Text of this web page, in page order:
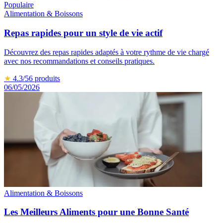
Populaire
Alimentation & Boissons
Repas rapides pour un style de vie actif
Découvrez des repas rapides adaptés à votre rythme de vie chargé
avec nos recommandations et conseils pratiques.
★ 4.3/56 produits
06/05/2026
Alimentation & Boissons
Les Meilleurs Aliments pour une Bonne Santé